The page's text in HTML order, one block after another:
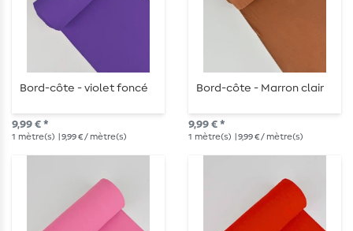
Bord-côte - violet foncé
9,99 € *
1 mètre(s) | 9,99 € / mètre(s)
Bord-côte - Marron clair
9,99 € *
1 mètre(s) | 9,99 € / mètre(s)